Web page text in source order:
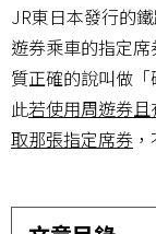
JR東日本發行的
遊券乘車的指定
質正確的說叫做
此若使用周遊券
取那張指定席券